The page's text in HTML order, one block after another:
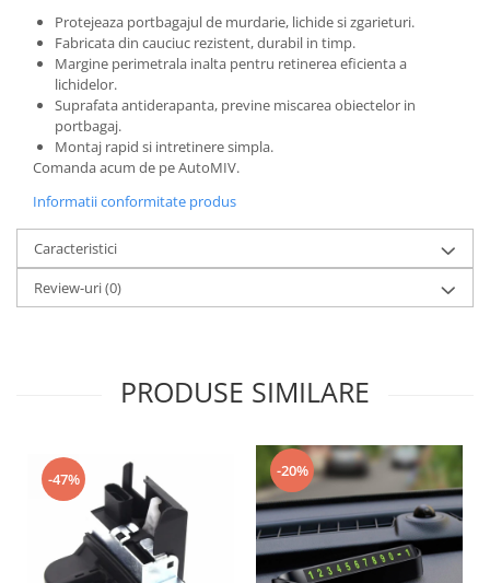
Protejeaza portbagajul de murdarie, lichide si zgarieturi.
Fabricata din cauciuc rezistent, durabil in timp.
Margine perimetrala inalta pentru retinerea eficienta a
lichidelor.
Suprafata antiderapanta, previne miscarea obiectelor in
portbagaj.
Montaj rapid si intretinere simpla.
Comanda acum de pe AutoMIV.
Informatii conformitate produs
Caracteristici
Review-uri(0)
PRODUSE SIMILARE
-47% -20%